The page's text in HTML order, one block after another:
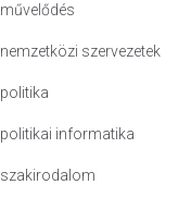
művelődés
nemzetközi szervezetek
politika
politikai informatika
szakirodalom